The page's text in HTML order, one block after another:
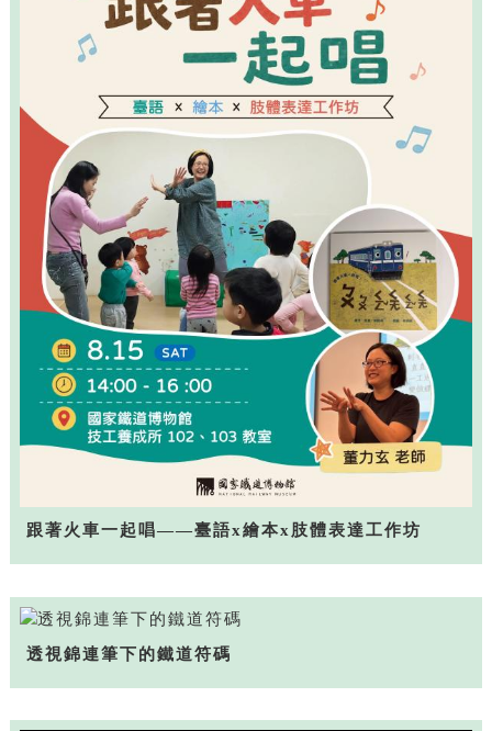
跟著火車一起唱——臺語x繪本x肢體表達工作坊
透視錦連筆下的鐵道符碼